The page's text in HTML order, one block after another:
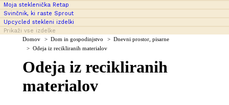
Moja steklenička Retap
Svinčnik, ki raste Sprout
Upcycled stekleni izdelki
Prikaži vse izdelke
You are here:
Domov Dom in gospodinjstvo
Dnevni prostor, pisarne
Odeja iz recikliranih materialov
Odeja iz recikliranih
materialov